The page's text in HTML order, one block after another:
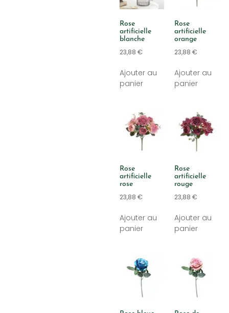
Rose
artificielle
blanche
23,88 €
Ajouter au
panier
Rose
artificielle
orange
23,88 €
Ajouter au
panier
Rose
artificielle
rose
23,88 €
Ajouter au
panier
Rose
artificielle
rouge
23,88 €
Ajouter au
panier